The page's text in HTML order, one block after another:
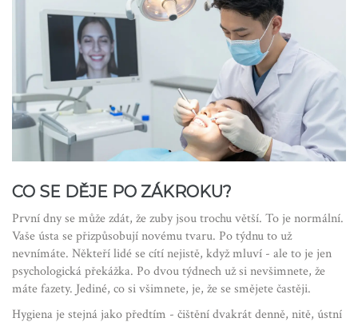
CO SE DĚJE PO ZÁKROKU?
První dny se může zdát, že zuby jsou trochu větší. To je normální.
Vaše ústa se přizpůsobují novému tvaru. Po týdnu to už
nevnímáte. Někteří lidé se cítí nejistě, když mluví - ale to je jen
psychologická překážka. Po dvou týdnech už si nevšimnete, že
máte fazety. Jediné, co si všimnete, je, že se smějete častěji.
Hygiena je stejná jako předtím - čištění dvakrát denně, nitě, ústní